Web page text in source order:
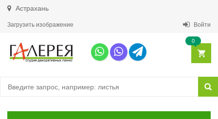
Астрахань
Загрузить изображение Войти
0